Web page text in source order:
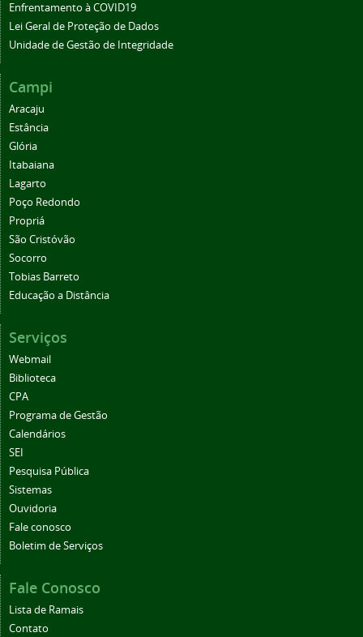
Enfrentamento à COVID19
Lei Geral de Proteção de Dados
Unidade de Gestão de Integridade
Campi
Aracaju
Estância
Glória
Itabaiana
Lagarto
Poço Redondo
Propriá
São Cristóvão
Socorro
Tobias Barreto
Educação a Distância
Serviços
Webmail
Biblioteca
CPA
Programa de Gestão
Calendários
SEI
Pesquisa Pública
Sistemas
Ouvidoria
Fale conosco
Boletim de Serviços
Fale Conosco
Lista de Ramais
Contato